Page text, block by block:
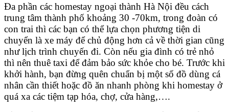
Đa phần các homestay ngoại thành Hà Nội đều cách
trung tâm thành phố khoảng 30 -70km, trong đoàn có
con trai thì các bạn có thể lựa chọn phương tiện di
chuyển là xe máy để chủ động hơn cả về thời gian cũng
như lịch trình chuyến đi. Còn nếu gia đình có trẻ nhỏ
thì nên thuê taxi để đảm bảo sức khỏe cho bé. Trước khi
khởi hành, bạn đừng quên chuẩn bị một số đồ dùng cá
nhân cần thiết hoặc đồ ăn nhanh phòng khi homestay ở
quá xa các tiệm tạp hóa, chợ, cửa hàng,….